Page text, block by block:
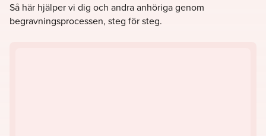
Så här hjälper vi dig och andra anhöriga genom
begravningsprocessen, steg för steg.